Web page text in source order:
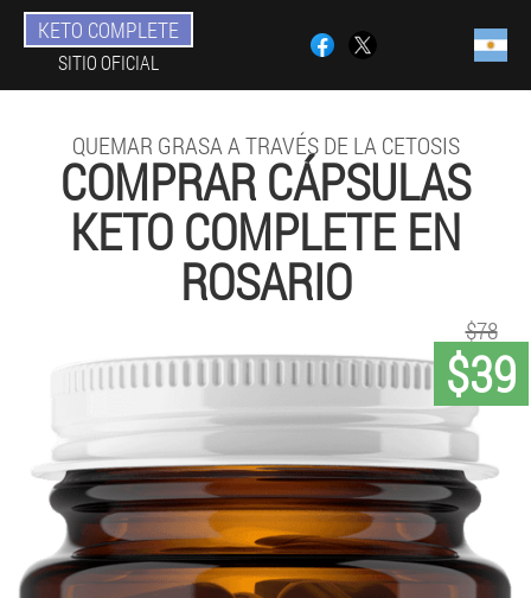
KETO COMPLETE
SITIO OFICIAL
QUEMAR GRASA A TRAVÉS DE LA CETOSIS
COMPRAR CÁPSULAS
KETO COMPLETE EN
ROSARIO
$39
$78